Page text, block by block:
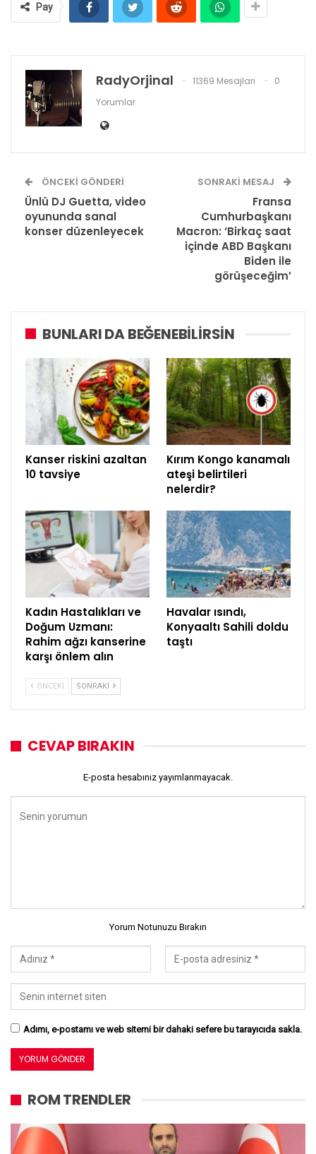
Pay
RadyOrjinal 11369 Mesajları
0
Yorumlar
ÖNCEKI GÖNDERI
Ünlü DJ Guetta, video
oyununda sanal
konser düzenleyecek
SONRAKI MESAJ
Fransa
Cumhurbaşkanı
Macron: ‘Birkaç saat
içinde ABD Başkanı
Biden ile
görüşeceğim’
BUNLARI DA BEĞENEBILIRSIN
Kanser riskini azaltan
10 tavsiye
Kırım Kongo kanamalı
ateşi belirtileri
nelerdir?
Kadın Hastalıkları ve
Doğum Uzmanı:
Rahim ağzı kanserine
karşı önlem alın
Havalar ısındı,
Konyaaltı Sahili doldu
taştı
ÖNCEKI SONRAKI
CEVAP BIRAKIN
E-posta hesabınız yayımlanmayacak.
Yorum Notunuzu Bırakın
Adımı, e-postamı ve web sitemi bir dahaki sefere bu tarayıcıda sakla.
ROM TRENDLER